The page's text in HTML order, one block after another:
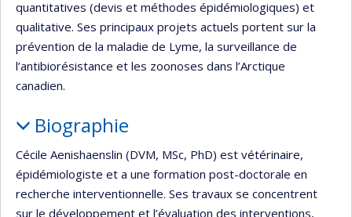
quantitatives (devis et méthodes épidémiologiques) et
qualitative. Ses principaux projets actuels portent sur la
prévention de la maladie de Lyme, la surveillance de
l’antibiorésistance et les zoonoses dans l’Arctique
canadien.
Biographie
Cécile Aenishaenslin (DVM, MSc, PhD) est vétérinaire,
épidémiologiste et a une formation post-doctorale en
recherche interventionnelle. Ses travaux se concentrent
sur le développement et l’évaluation des interventions,